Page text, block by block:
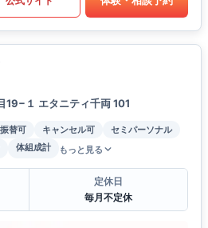
19−１ エタニティ千両 101
替可 キャンセル可
セミパーソナル
体組成計 もっと見る
定休日
毎月不定休